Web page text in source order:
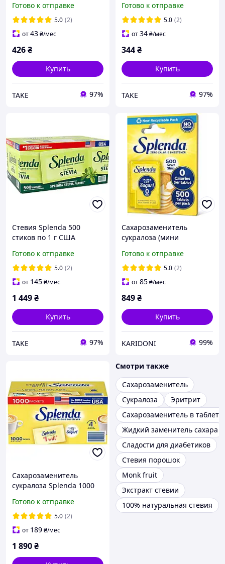
Готово к отправке
5.0 (2)
от43₴/мес
426₴
Купить
TAKE 97%
гГотово к отправке
5.0 (2)
от34₴/мес
344₴
Купить
TAKE 97%
Стевия Splenda 500
стиков по 1 г США
Готово к отправке
5.0 (2)
от 145₴/мес
1 449₴
Купить
TAKE 97%
Сахарозаменитель
сукралоза (мини
500 шт
Готово к отправке
5.0 (2)
от85₴/мес
849₴
Купить
KARIDONI 99%
Сахарозаменитель
сукралоза Splenda 1000
Готово к отправке
5.0 (2)
от 189₴/мес
1 890₴
Смотри также
Сахарозаменитель
Сукралоза
Эритрит
Сахарозаменитель в
Жидкий заменитель сахара
Сладости для диабетиков
Стевия порошок
Monk fruit
Экстракт стевии
100% натуральная стевия